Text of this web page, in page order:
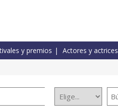
y premios Actores y actrices